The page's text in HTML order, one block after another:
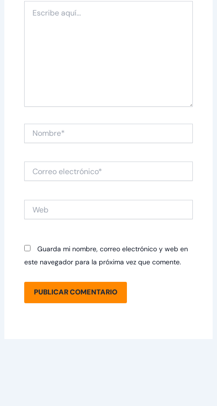
aquí...
electrónico*
Guarda mi nombre, correo electrónico y web en
este navegador para la próxima vez que comente.